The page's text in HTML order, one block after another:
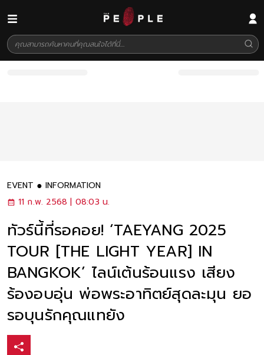
EVENT
INFORMATION
11 ก.พ. 2568 | 08:03 น.
ทัวร์นี้ที่รอคอย! ‘TAEYANG 2025
TOUR [THE LIGHT YEAR] IN
BANGKOK’ ไลน์เต้นร้อนแรง เสียง
ร้องอบอุ่น พ่อพระอาทิตย์สุดละมุน ยอ
รอบุนรักคุณแทยัง